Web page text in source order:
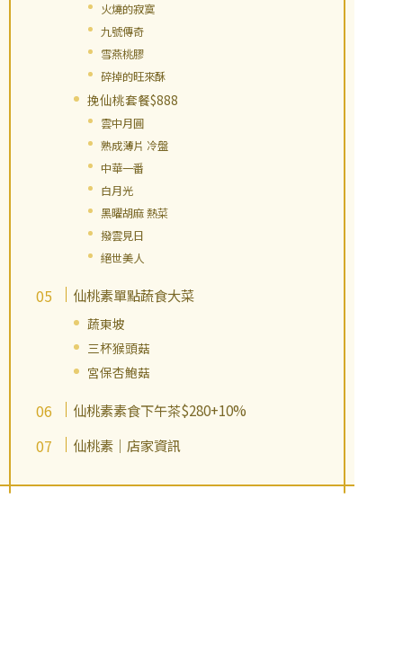
火燒的寂寞
九號傳奇
雪燕桃膠
碎掉的旺來酥
挽仙桃套餐$888
雲中月圓
熟成薄片 冷盤
中華一番
白月光
黑曜胡麻 熱菜
撥雲見日
絕世美人
仙桃素單點蔬食大菜
蔬東坡
三杯猴頭菇
宮保杏鮑菇
仙桃素素食下午茶$280+10%
仙桃素｜店家資訊